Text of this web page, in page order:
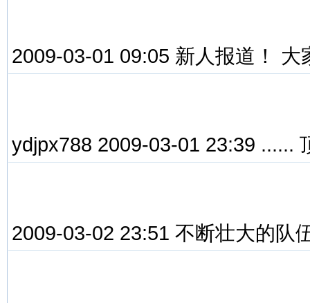
2009-03-01 09:05 新人报道！
ydjpx788 2009-03-01 23:39 ......
2009-03-02 23:51 不断壮大的队